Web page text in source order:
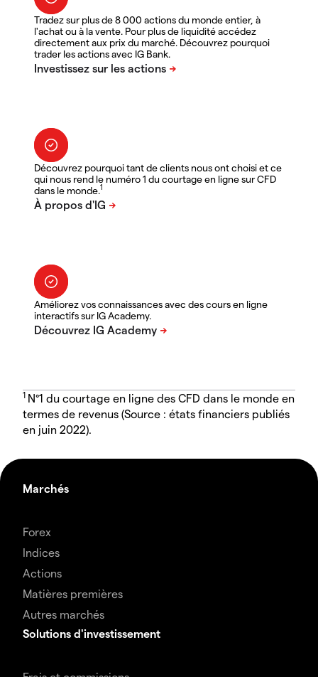
Tradez sur plus de 8 000 actions du monde entier, à
l'achat ou à la vente. Pour plus de liquidité accédez
directement aux prix du marché. Découvrez pourquoi
trader les actions avec IG Bank.
Découvrez pourquoi tant de clients nous ont choisi et ce
qui nous rend le numéro 1 du courtage en ligne sur CFD
dans le monde.1
Améliorez vos connaissances avec des cours en ligne
interactifs sur IG Academy.
1 N°1 du courtage en ligne des CFD dans le monde en
termes de revenus (Source : états financiers publiés
en juin 2022).
Marchés
Forex
Indices
Actions
Matières premières
Autres marchés
Solutions d'investissement